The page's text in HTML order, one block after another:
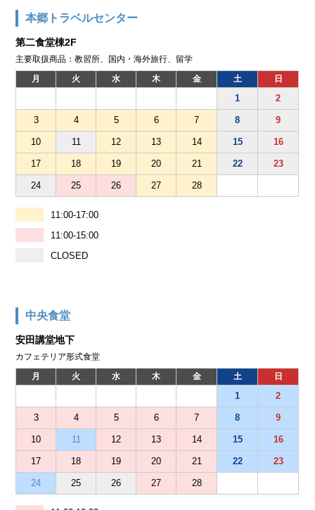
本郷トラベルセンター
第二食堂棟2F
主要取扱商品：教習所、国内・海外旅行、留学
月 火 水 木 金 土 日
1 2
3 4 5 6 7 8 9
10 11 12 13 14 15 16
17 18 19 20 21 22 23
24 25 26 27 28
11:00-17:00
11:00-15:00
CLOSED
中央食堂
安田講堂地下
カフェテリア形式食堂
月 火 水 木 金 土 日
1 2
3 4 5 6 7 8 9
10 11 12 13 14 15 16
17 18 19 20 21 22 23
24 25 26 27 28